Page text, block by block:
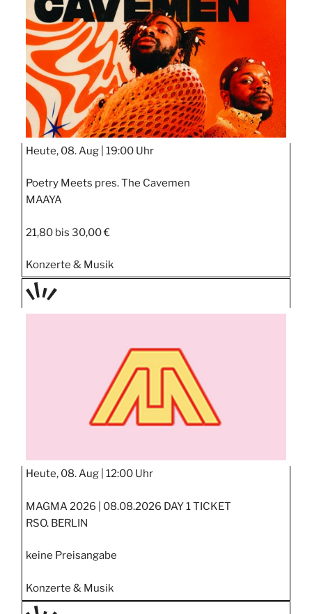
STIPP
Heute, 08. Aug | 19:00 Uhr
Poetry Meets pres. The Cavemen
MAAYA
21,80 bis 30,00 €
Konzerte & Musik
TAGE
Heute, 08. Aug | 12:00 Uhr
MAGMA 2026 | 08.08.2026 DAY 1 TICKET
RSO. BERLIN
keine Preisangabe
Konzerte & Musik